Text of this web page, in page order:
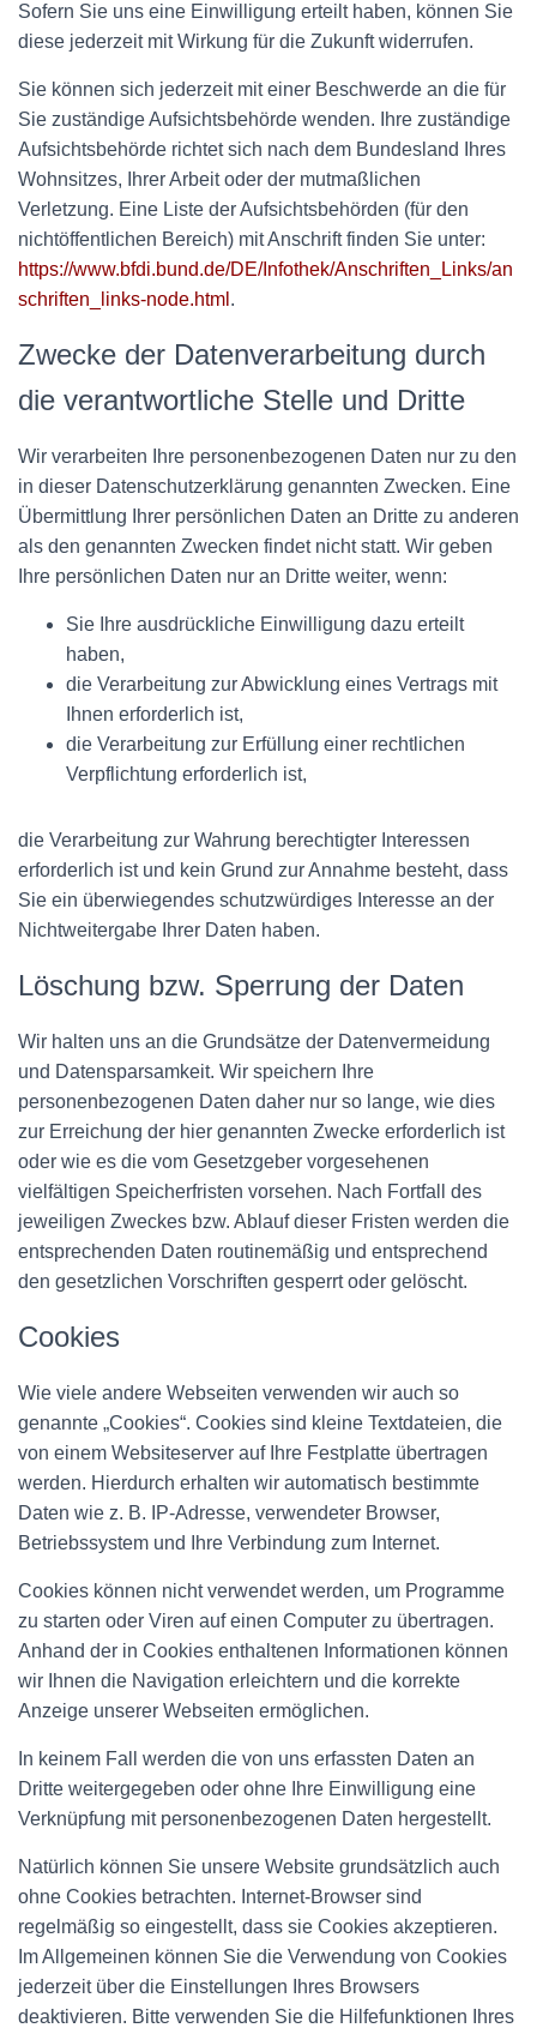
Sofern Sie uns eine Einwilligung erteilt haben, können Sie
diese jederzeit mit Wirkung für die Zukunft widerrufen.
Sie können sich jederzeit mit einer Beschwerde an die für
Sie zuständige Aufsichtsbehörde wenden. Ihre zuständige
Aufsichtsbehörde richtet sich nach dem Bundesland Ihres
Wohnsitzes, Ihrer Arbeit oder der mutmaßlichen
Verletzung. Eine Liste der Aufsichtsbehörden (für den
nichtöffentlichen Bereich) mit Anschrift finden Sie unter:
https://www.bfdi.bund.de/DE/Infothek/Anschriften_Links/an
schriften_links-node.html .
Zwecke der Datenverarbeitung durch
die verantwortliche Stelle und Dritte
Wir verarbeiten Ihre personenbezogenen Daten nur zu den
in dieser Datenschutzerklärung genannten Zwecken. Eine
Übermittlung Ihrer persönlichen Daten an Dritte zu anderen
als den genannten Zwecken findet nicht statt. Wir geben
Ihre persönlichen Daten nur an Dritte weiter, wenn:
Sie Ihre ausdrückliche Einwilligung dazu erteilt
haben,
die Verarbeitung zur Abwicklung eines Vertrags mit
Ihnen erforderlich ist,
die Verarbeitung zur Erfüllung einer rechtlichen
Verpflichtung erforderlich ist,
die Verarbeitung zur Wahrung berechtigter Interessen
erforderlich ist und kein Grund zur Annahme besteht, dass
Sie ein überwiegendes schutzwürdiges Interesse an der
Nichtweitergabe Ihrer Daten haben.
Löschung bzw. Sperrung der Daten
Wir halten uns an die Grundsätze der Datenvermeidung
und Datensparsamkeit. Wir speichern Ihre
personenbezogenen Daten daher nur so lange, wie dies
zur Erreichung der hier genannten Zwecke erforderlich ist
oder wie es die vom Gesetzgeber vorgesehenen
vielfältigen Speicherfristen vorsehen. Nach Fortfall des
jeweiligen Zweckes bzw. Ablauf dieser Fristen werden die
entsprechenden Daten routinemäßig und entsprechend
den gesetzlichen Vorschriften gesperrt oder gelöscht.
Cookies
Wie viele andere Webseiten verwenden wir auch so
genannte „Cookies“. Cookies sind kleine Textdateien, die
von einem Websiteserver auf Ihre Festplatte übertragen
werden. Hierdurch erhalten wir automatisch bestimmte
Daten wie z. B. IP-Adresse, verwendeter Browser,
Betriebssystem und Ihre Verbindung zum Internet.
Cookies können nicht verwendet werden, um Programme
zu starten oder Viren auf einen Computer zu übertragen.
Anhand der in Cookies enthaltenen Informationen können
wir Ihnen die Navigation erleichtern und die korrekte
Anzeige unserer Webseiten ermöglichen.
In keinem Fall werden die von uns erfassten Daten an
Dritte weitergegeben oder ohne Ihre Einwilligung eine
Verknüpfung mit personenbezogenen Daten hergestellt.
Natürlich können Sie unsere Website grundsätzlich auch
ohne Cookies betrachten. Internet-Browser sind
regelmäßig so eingestellt, dass sie Cookies akzeptieren.
Im Allgemeinen können Sie die Verwendung von Cookies
jederzeit über die Einstellungen Ihres Browsers
deaktivieren. Bitte verwenden Sie die Hilfefunktionen Ihres